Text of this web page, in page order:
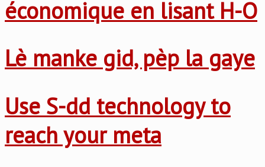
économique en lisant H-O
Lè manke gid, pèp la gaye
Use S-dd technology to
reach your meta